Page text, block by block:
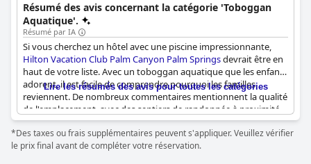
Résumé des avis concernant la catégorie 'Toboggan
Aquatique'.
Résumé par IA
Si vous cherchez un hôtel avec une piscine impressionnante,
Hilton Vacation Club Palm Canyon Palm Springsdevrait être en
haut de votre liste. Avec un toboggan aquatique que les enfants
adorent, il est facile de comprendre pourquoi les familles
reviennent. De nombreux commentaires mentionnent la qualité
de l'emplacement, avec des sentiers de randonnée à proximité
et une atmosphère paisible. Mais c'est la piscine qui vole la
vedette : elle est chauffée, ce qui permet d'en profiter même la
nuit, et le toboggan aquatique est une attraction palpitante
Lire les résumés des avis pour toutes les catégories
*Des taxes ou frais supplémentaires peuvent s'appliquer. Veuillez vérifier
le prix final avant de compléter votre réservation.